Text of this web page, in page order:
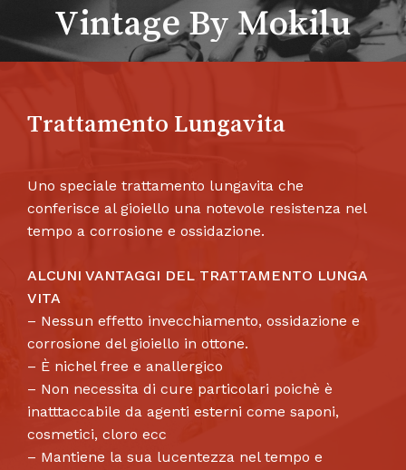
Vintage By Mokilu
Trattamento Lungavita
Uno speciale trattamento lungavita che
conferisce al gioiello una notevole resistenza nel
tempo a corrosione e ossidazione.
ALCUNI VANTAGGI DEL TRATTAMENTO LUNGA
VITA
– Nessun effetto invecchiamento, ossidazione e
corrosione del gioiello in ottone.
– È nichel free e anallergico
– Non necessita di cure particolari poichè è
inatttaccabile da agenti esterni come saponi,
cosmetici, cloro ecc
– Mantiene la sua lucentezza nel tempo e